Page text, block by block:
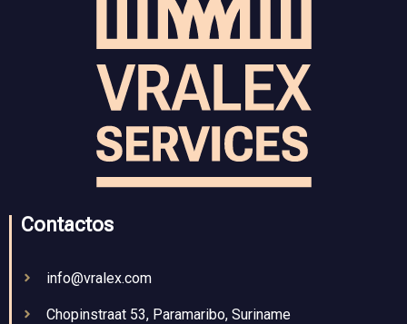
Contactos
info@vralex.com
Chopinstraat 53, Paramaribo, Suriname